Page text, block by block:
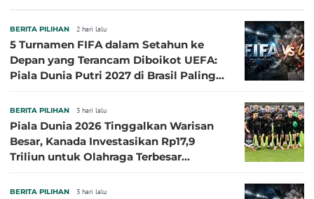
BERITA PILIHAN 2 hari lalu
5 Turnamen FIFA dalam Setahun ke
Depan yang Terancam Diboikot UEFA:
Piala Dunia Putri 2027 di Brasil Paling
BERITA PILIHAN 3 hari lalu
Piala Dunia 2026 Tinggalkan Warisan
Besar, Kanada Investasikan Rp17,9
Triliun untuk Olahraga Terbesar
BERITA PILIHAN 3 hari lalu